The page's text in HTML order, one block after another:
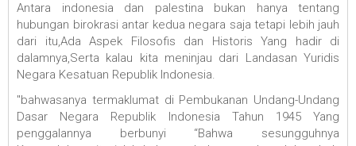
Antara indonesia dan palestina bukan hanya tentang
hubungan birokrasi antar kedua negara saja tetapi lebih jauh
dari itu,Ada Aspek Filosofis dan Historis Yang hadir di
dalamnya,Serta kalau kita meninjau dari Landasan Yuridis
Negara Kesatuan Republik Indonesia.
"bahwasanya termaklumat di Pembukanan Undang-Undang
Dasar Negara Republik Indonesia Tahun 1945 Yang
penggalannya berbunyi “Bahwa sesungguhnya